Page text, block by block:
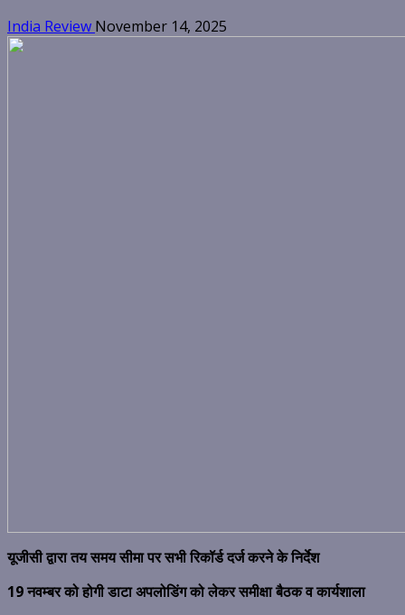
India Review November 14, 2025
यूजीसी द्वारा तय समय सीमा पर सभी रिकॉर्ड दर्ज करने के निर्देश
19 नवम्बर को होगी डाटा अपलोडिंग को लेकर समीक्षा बैठक व कार्यशाला